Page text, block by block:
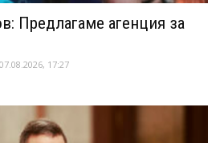
Предлагаме агенция за
07.08.2026, 17:27